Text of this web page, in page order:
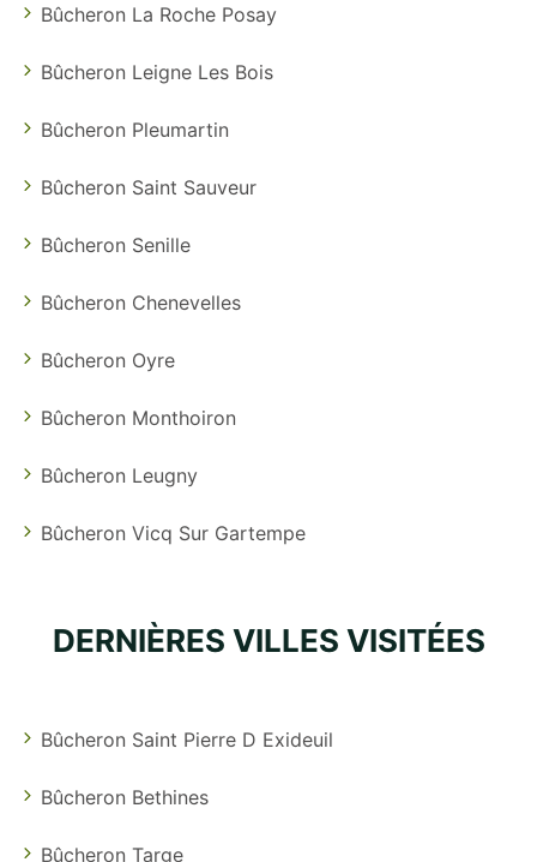
Bûcheron La Roche Posay
Bûcheron Leigne Les Bois
Bûcheron Pleumartin
Bûcheron Saint Sauveur
Bûcheron Senille
Bûcheron Chenevelles
Bûcheron Oyre
Bûcheron Monthoiron
Bûcheron Leugny
Bûcheron Vicq Sur Gartempe
DERNIÈRES VILLES VISITÉES
Bûcheron Saint Pierre D Exideuil
Bûcheron Bethines
Bûcheron Targe